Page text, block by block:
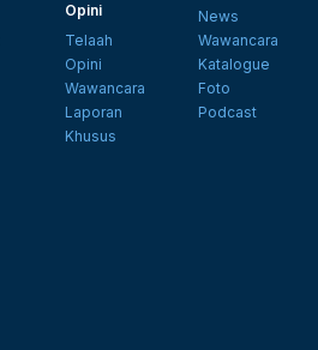
Opini
Telaah
Opini
Wawancara
Laporan
Khusus
News
Wawancara
Katalogue
Foto
Podcast